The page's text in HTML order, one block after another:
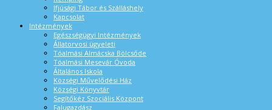
Ifjúsági Tábor és Szálláshely
Kapcsolat
Intézmények
Egészségügyi Intézmények
Állatorvosi ügyeleti
Tóalmási Almácska Bölcsőde
Tóalmási Mesevár Óvoda
Általános Iskola
Községi Művelődési Ház
Községi Könyvtár
Segítőkéz Szociális Központ
Falugazdász